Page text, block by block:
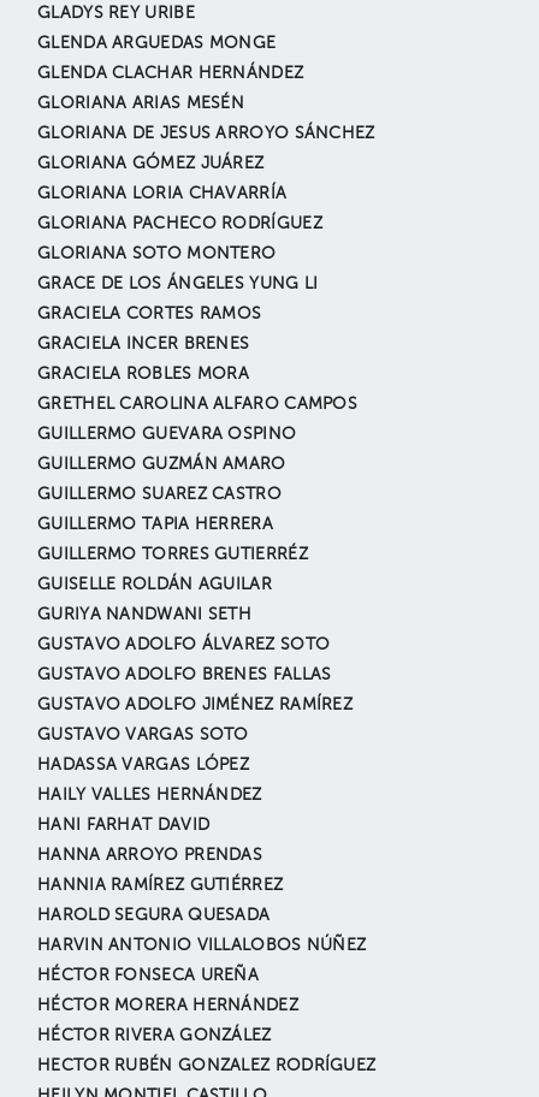
GLADYS REY URIBE
GLENDA ARGUEDAS MONGE
GLENDA CLACHAR HERNÁNDEZ
GLORIANA ARIAS MESÉN
GLORIANA DE JESUS ARROYO SÁNCHEZ
GLORIANA GÓMEZ JUÁREZ
GLORIANA LORIA CHAVARRÍA
GLORIANA PACHECO RODRÍGUEZ
GLORIANA SOTO MONTERO
GRACE DE LOS ÁNGELES YUNG LI
GRACIELA CORTES RAMOS
GRACIELA INCER BRENES
GRACIELA ROBLES MORA
GRETHEL CAROLINA ALFARO CAMPOS
GUILLERMO GUEVARA OSPINO
GUILLERMO GUZMÁN AMARO
GUILLERMO SUAREZ CASTRO
GUILLERMO TAPIA HERRERA
GUILLERMO TORRES GUTIERRÉZ
GUISELLE ROLDÁN AGUILAR
GURIYA NANDWANI SETH
GUSTAVO ADOLFO ÁLVAREZ SOTO
GUSTAVO ADOLFO BRENES FALLAS
GUSTAVO ADOLFO JIMÉNEZ RAMÍREZ
GUSTAVO VARGAS SOTO
HADASSA VARGAS LÓPEZ
HAILY VALLES HERNÁNDEZ
HANI FARHAT DAVID
HANNA ARROYO PRENDAS
HANNIA RAMÍREZ GUTIÉRREZ
HAROLD SEGURA QUESADA
HARVIN ANTONIO VILLALOBOS NÚÑEZ
HÉCTOR FONSECA UREÑA
HÉCTOR MORERA HERNÁNDEZ
HÉCTOR RIVERA GONZÁLEZ
HECTOR RUBÉN GONZALEZ RODRÍGUEZ